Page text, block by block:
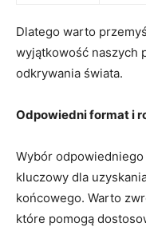
Dlatego warto
​wyjątkowość naszych
odkrywania świata.
Odpowiedni format i
Wybór
kluczowy dla
końcowego. ‌Warto
które pomogą